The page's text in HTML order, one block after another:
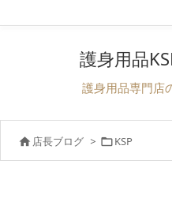
護身用品
護身用品専門店
 店長ブログ > KSP